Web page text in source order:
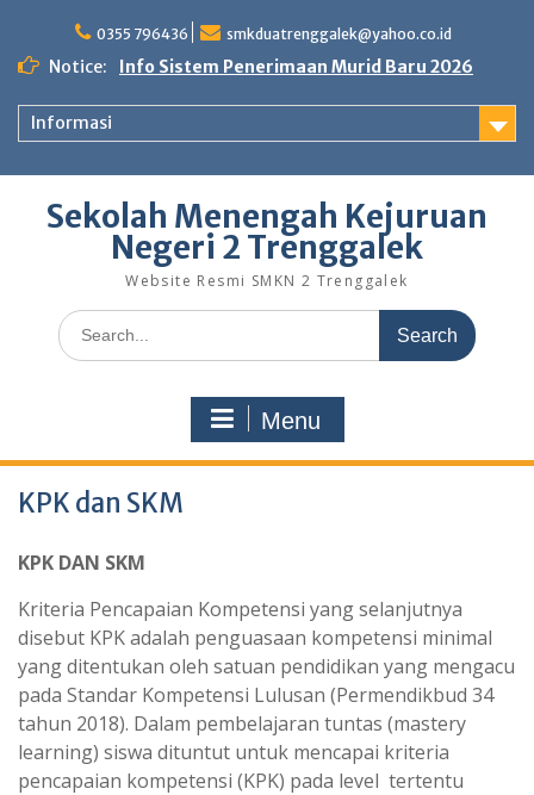
content
0355 796436 smkduatrenggalek@yahoo.co.id
Notice: Info Sistem Penerimaan Murid Baru 2026
Informasi
Sekolah Menengah Kejuruan
Negeri 2 Trenggalek
Website Resmi SMKN 2 Trenggalek
Search
for:
Menu
KPK dan SKM
KPK DAN SKM
Kriteria Pencapaian Kompetensi yang selanjutnya
disebut KPK adalah penguasaan kompetensi minimal
yang ditentukan oleh satuan pendidikan yang mengacu
pada Standar Kompetensi Lulusan (Permendikbud 34
tahun 2018). Dalam pembelajaran tuntas (mastery
learning) siswa dituntut untuk mencapai kriteria
pencapaian kompetensi (KPK) pada level tertentu